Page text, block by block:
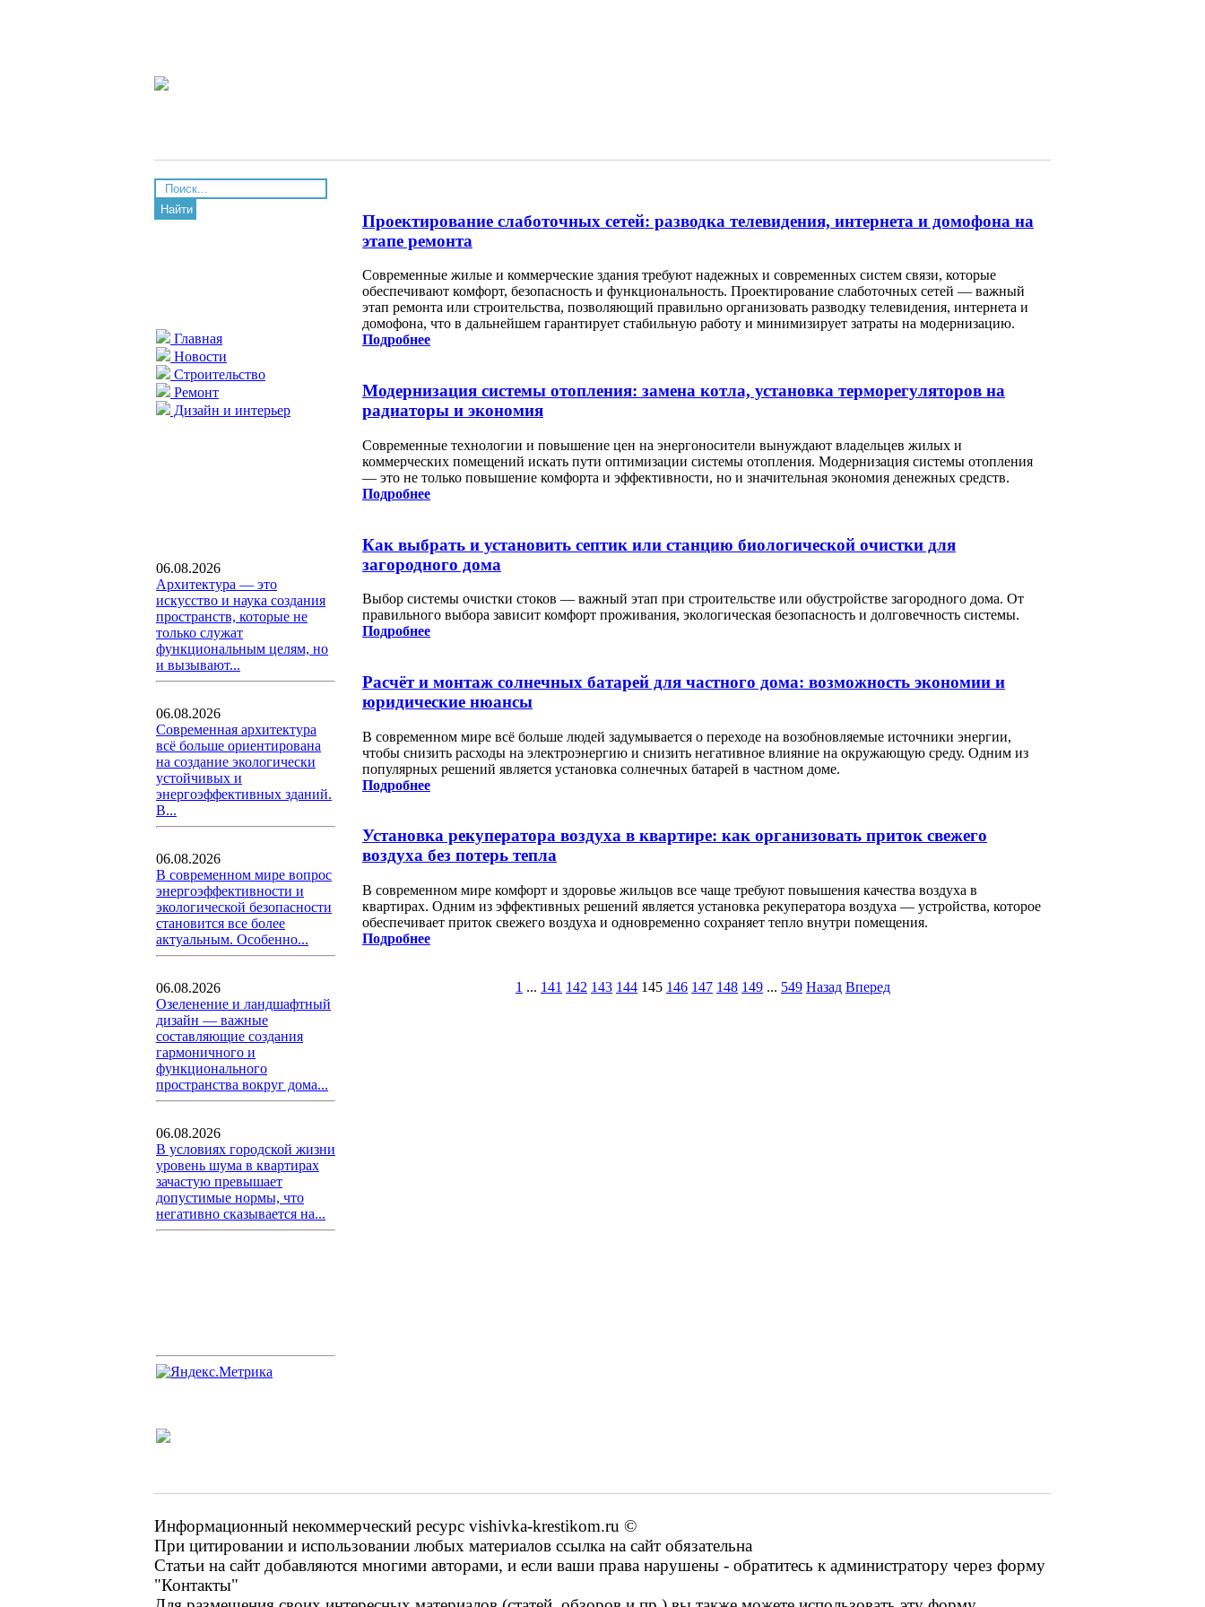
Найти
Главная
Новости
Строительство
Ремонт
Дизайн и интерьер
06.08.2026
Архитектура — это
искусство и наука создания
пространств, которые не
только служат
функциональным целям, но
и вызывают...
06.08.2026
Современная архитектура
всё больше ориентирована
на создание экологически
устойчивых и
энергоэффективных зданий.
В...
06.08.2026
В современном мире вопрос
энергоэффективности и
экологической безопасности
становится все более
актуальным. Особенно...
06.08.2026
Озеленение и ландшафтный
дизайн — важные
составляющие создания
гармоничного и
функционального
пространства вокруг дома...
06.08.2026
В условиях городской жизни
уровень шума в квартирах
зачастую превышает
допустимые нормы, что
негативно сказывается на...
Проектирование слаботочных сетей: разводка телевидения, интернета и домофона на
этапе ремонта
Современные жилые и коммерческие здания требуют надежных и современных систем связи, которые
обеспечивают комфорт, безопасность и функциональность. Проектирование слаботочных сетей — важный
этап ремонта или строительства, позволяющий правильно организовать разводку телевидения, интернета и
домофона, что в дальнейшем гарантирует стабильную работу и минимизирует затраты на модернизацию.
Подробнее
Модернизация системы отопления: замена котла, установка терморегуляторов на
радиаторы и экономия
Современные технологии и повышение цен на энергоносители вынуждают владельцев жилых и
коммерческих помещений искать пути оптимизации системы отопления. Модернизация системы отопления
— это не только повышение комфорта и эффективности, но и значительная экономия денежных средств.
Подробнее
Как выбрать и установить септик или станцию биологической очистки для
загородного дома
Выбор системы очистки стоков — важный этап при строительстве или обустройстве загородного дома. От
правильного выбора зависит комфорт проживания, экологическая безопасность и долговечность системы.
Подробнее
Расчёт и монтаж солнечных батарей для частного дома: возможность экономии и
юридические нюансы
В современном мире всё больше людей задумывается о переходе на возобновляемые источники энергии,
чтобы снизить расходы на электроэнергию и снизить негативное влияние на окружающую среду. Одним из
популярных решений является установка солнечных батарей в частном доме.
Подробнее
Установка рекуператора воздуха в квартире: как организовать приток свежего
воздуха без потерь тепла
В современном мире комфорт и здоровье жильцов все чаще требуют повышения качества воздуха в
квартирах. Одним из эффективных решений является установка рекуператора воздуха — устройства, которое
обеспечивает приток свежего воздуха и одновременно сохраняет тепло внутри помещения.
Подробнее
1 ... 141 142 143 144 145 146 147 148 149 ... 549 Назад Вперед
Информационный некоммерческий ресурс vishivka-krestikom.ru ©
При цитировании и использовании любых материалов ссылка на сайт обязательна
Статьи на сайт добавляются многими авторами, и если ваши права нарушены - обратитесь к администратору через форму
"Контакты"